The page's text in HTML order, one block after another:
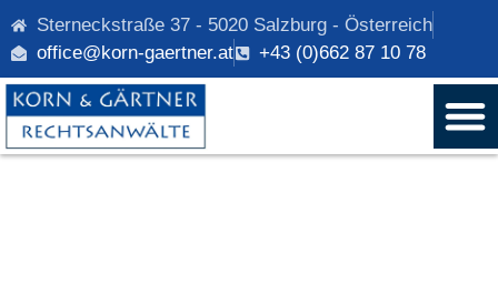
Sterneckstraße 37 - 5020 Salzburg - Österreich
office@korn-gaertner.at
+43 (0)662 87 10 78